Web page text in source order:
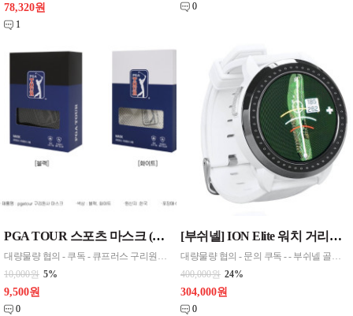
78,320원
1
0
PGA TOUR 스포츠 마스크 (구리원사) 화이트,블랙 선택 1 원산지 한국
대량물량 협의 - 쿠독 - 큐프러스 구리원사 소재로 신축성이 뛰어나 들뜸없이 얼굴에 완벽하게 밀착 되어 자외선으로 부터 피부를 보호합니다. 전용케이스 규격 : 9*13*3CM
10,000원 5%
9,500원
0
[부쉬넬] ION Elite 워치 거리측정기 색상 블랙 / 화이트 선택 1 재고확인후주문필요
대량물량 협의 - 문의 쿠독 - - 부쉬넬 골프만의 슬로프(높낮이 경사) 거리보정 기능이 탑재된 첫 골프워치 - 다양한 거리 측정 기능을 제공 - 홀뷰(HoleView) 기능 홀의 레이아웃을 보여주며 레이업과 다음 샷까지의 거리 표시를 통해 원하는 지점까지의 거리를 파악함 - 그린뷰(GREENVIEW) 기능 골퍼들이 그린의 모양을 볼 수 있게 해주며 높
400,000원 24%
304,000원
0